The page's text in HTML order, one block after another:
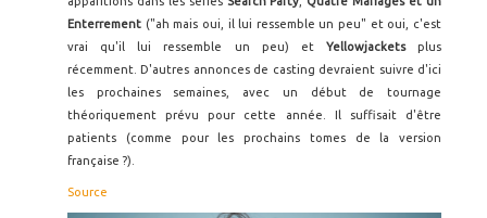
Enterrement ("ah mais oui, il lui ressemble un peu" et oui, c'est
vrai qu'il lui ressemble un peu) et Yellowjacketsplus
récemment. D'autres annonces de casting devraient suivre d'ici
les prochaines semaines, avec un début de tournage
théoriquement prévu pour cette année. Il suffisait d'être
patients (comme pour les prochains tomes de la version
française ?).
Source